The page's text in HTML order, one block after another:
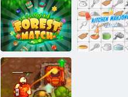
Schiffe
Versenken
Waldmatch